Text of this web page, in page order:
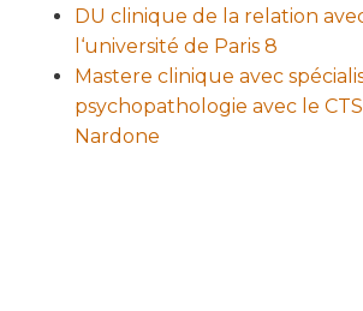
DU clinique de la relation
l‘université de Paris 8
Mastere clinique avec
psychopathologie avec le
Nardone